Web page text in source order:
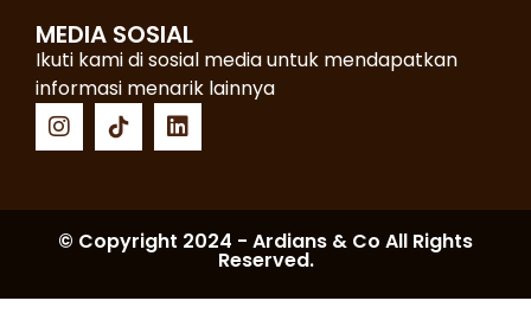
MEDIA SOSIAL
Ikuti kami di sosial media untuk mendapatkan
informasi menarik lainnya
© Copyright 2024 - Ardians & Co All Rights
Reserved.